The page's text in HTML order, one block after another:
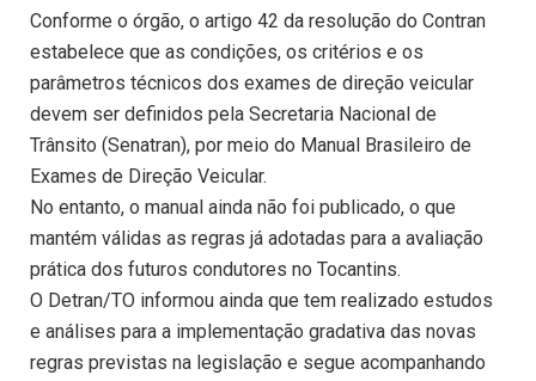
Conforme o órgão, o artigo 42 da resolução do Contran
estabelece que as condições, os critérios e os
parâmetros técnicos dos exames de direção veicular
devem ser definidos pela Secretaria Nacional de
Trânsito (Senatran), por meio do Manual Brasileiro de
Exames de Direção Veicular.
No entanto, o manual ainda não foi publicado, o que
mantém válidas as regras já adotadas para a avaliação
prática dos futuros condutores no Tocantins.
O Detran/TO informou ainda que tem realizado estudos
e análises para a implementação gradativa das novas
regras previstas na legislação e segue acompanhando